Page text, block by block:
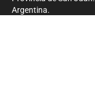
Argentina.